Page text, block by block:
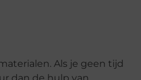
Als je geen tijd